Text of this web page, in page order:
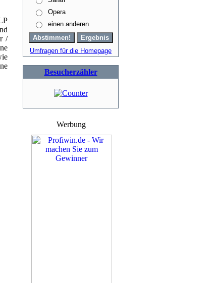
/
Opera
einen anderen
Umfragen für die Homepage
Besucherzähler
Werbung